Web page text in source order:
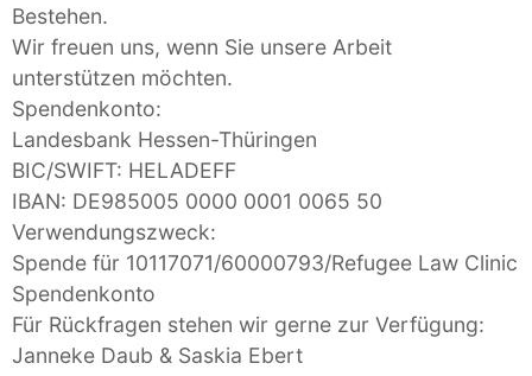
Bestehen.
Wir freuen uns, wenn Sie unsere Arbeit
unterstützen möchten.
Spendenkonto:
Landesbank Hessen-Thüringen
BIC/SWIFT: HELADEFF
IBAN: DE985005 0000 0001 0065 50
Verwendungszweck:
Spende für 10117071/60000793/Refugee Law Clinic
Spendenkonto
Für Rückfragen stehen wir gerne zur Verfügung:
Janneke Daub & Saskia Ebert